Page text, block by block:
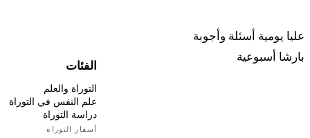
عليا يومية أسئلة وأجوبة
بارشا أسبوعية
الفئات
التوراة والعلم
علم النفس في التوراة
دراسة التوراة
أسفار التوراة